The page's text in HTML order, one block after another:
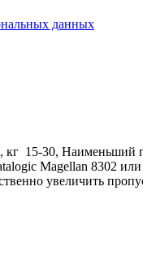
данных
15-30, Наименьший
Magellan 8302
увеличить